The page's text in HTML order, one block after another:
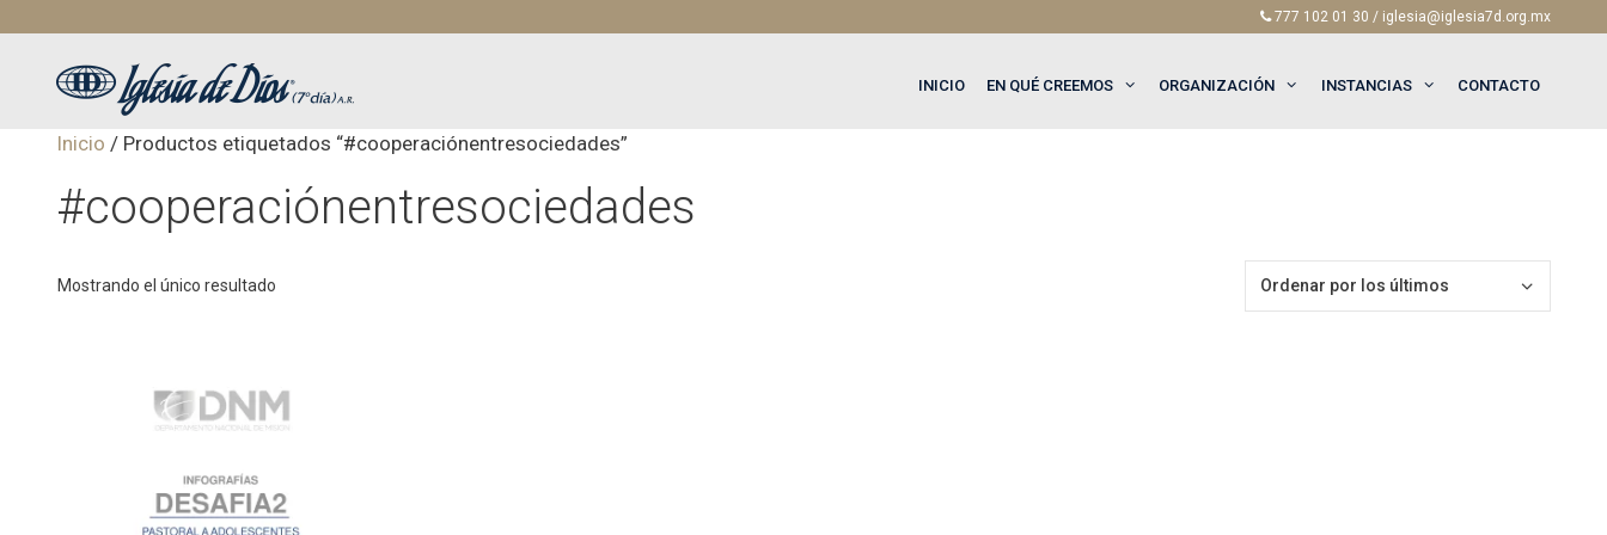
contenido
777 102 01 30 / iglesia@iglesia7d.org.mx
INICIO EN QUÉ CREEMOS ORGANIZACIÓN INSTANCIAS CONTACTO
Inicio / Productos etiquetados “#cooperaciónentresociedades”
#cooperaciónentresociedades
Mostrando el único resultado